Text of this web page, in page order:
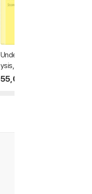
Understanding Anal
ysis, 2/E
55,000